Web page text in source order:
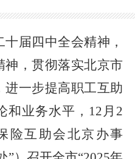
届四中全会精神，
神，贯彻落实北京市
一步提高职工互助
和业务水平， 12 月 2
险互助会北京办事